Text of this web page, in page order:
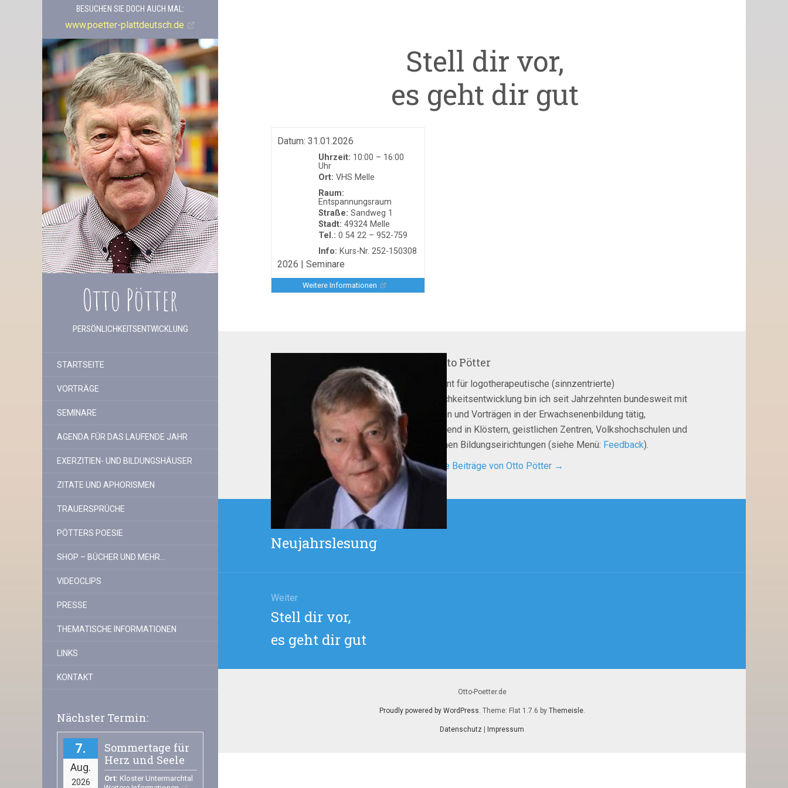
BESUCHEN SIE DOCH AUCH MAL:
www.poetter-plattdeutsch.de
Otto Pötter
PERSÖNLICHKEITSENTWICKLUNG
STARTSEITE
VORTRÄGE
SEMINARE
AGENDA FÜR DAS LAUFENDE JAHR
EXERZITIEN- UND BILDUNGSHÄUSER
ZITATE UND APHORISMEN
TRAUERSPRÜCHE
PÖTTERS POESIE
SHOP – BÜCHER UND MEHR…
VIDEOCLIPS
PRESSE
THEMATISCHE INFORMATIONEN
LINKS
KONTAKT
Nächster Termin:
Aug.
7
2026
Sommertage für
Herz und Seele
Ort: Kloster Untermarchtal
Stell dir vor,
es geht dir gut
Datum: 31.01.2026
Uhrzeit: 10:00 – 16:00
Ort: VHS Melle
Raum:
Entspannungsraum
Straße: Sandweg 1
Stadt: 49324 Melle
Tel.: 0 54 22 – 952-759
Info: Kurs-Nr. 252-150308
Weitere Informationen
2026 | Seminare
Otto Pötter
Als Dozent für logotherapeutische (sinnzentrierte)
Persönlichkeitsentwicklung bin ich seit Jahrzehnten bundesweit mit
Seminaren und Vorträgen in der Erwachsenenbildung tätig,
überwiegend in Klöstern, geistlichen Zentren, Volkshochschulen und
öffentlichen Bildungseirichtungen (siehe Menü: Feedback).
Zeige alle Beiträge von Otto Pötter →
Beitragsnavigation
Vorheriger
Beitrag:
Neujahrslesung
Weiter
Nächster
Stell dir vor,
es geht dir gut
Otto-Poetter.de
Proudly powered by WordPress. Theme: Flat 1.7.6 by Themeisle.
Datenschutz Impressum